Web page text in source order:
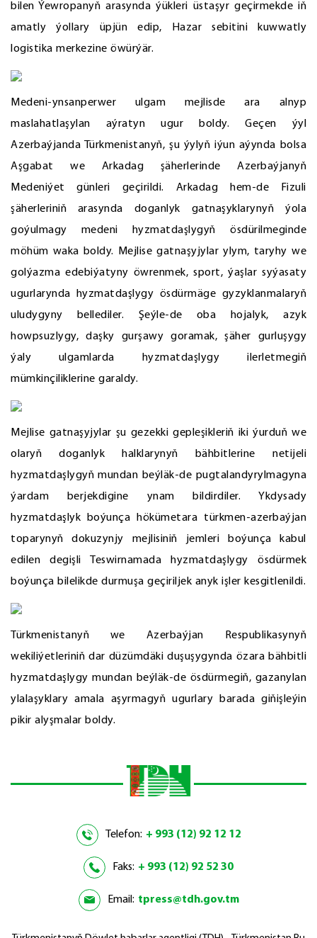
bilen Ýewropanyň arasynda ýükleri üstaşyr geçirmekde iň
amatly ýollary üpjün edip, Hazar sebitini kuwwatly
logistika merkezine öwürýär.
Medeni-ynsanperwer ulgam mejlisde ara alnyp
maslahatlaşylan aýratyn ugur boldy. Geçen ýyl
Azerbaýjanda Türkmenistanyň, şu ýylyň iýun aýynda bolsa
Aşgabat we Arkadag şäherlerinde Azerbaýjanyň
Medeniýet günleri geçirildi. Arkadag hem-de Fizuli
şäherleriniň arasynda doganlyk gatnaşyklarynyň ýola
goýulmagy medeni hyzmatdaşlygyň ösdürilmeginde
möhüm waka boldy. Mejlise gatnaşyjylar ylym, taryhy we
golýazma edebiýatyny öwrenmek, sport, ýaşlar syýasaty
ugurlarynda hyzmatdaşlygy ösdürmäge gyzyklanmalaryň
uludygyny bellediler. Şeýle-de oba hojalyk, azyk
howpsuzlygy, daşky gurşawy goramak, şäher gurluşygy
ýaly ulgamlarda hyzmatdaşlygy ilerletmegiň
mümkinçiliklerine garaldy.
Mejlise gatnaşyjylar şu gezekki gepleşikleriň iki ýurduň we
olaryň doganlyk halklarynyň bähbitlerine netijeli
hyzmatdaşlygyň mundan beýläk-de pugtalandyrylmagyna
ýardam berjekdigine ynam bildirdiler. Ykdysady
hyzmatdaşlyk boýunça hökümetara türkmen-azerbaýjan
toparynyň dokuzynjy mejlisiniň jemleri boýunça kabul
edilen degişli Teswirnamada hyzmatdaşlygy ösdürmek
boýunça bilelikde durmuşa geçiriljek anyk işler kesgitlenildi.
Türkmenistanyň we Azerbaýjan Respublikasynyň
wekiliýetleriniň dar düzümdäki duşuşygynda özara bähbitli
hyzmatdaşlygy mundan beýläk-de ösdürmegiň, gazanylan
ylalaşyklary amala aşyrmagyň ugurlary barada giňişleýin
pikir alyşmalar boldy.
Telefon: + 993 (12) 92 12 12
Faks: + 993 (12) 92 52 30
Email: tpress@tdh.gov.tm